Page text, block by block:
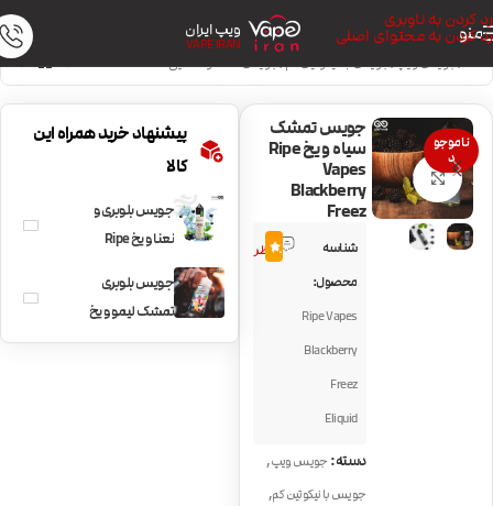
رد کردن به ناوبری
رد کردن به محتوای اصلی
منو ویپ ایران
VAPE IRAN
خانه/جویس ویپ/جویس با نیکوتین کم/جویس خنک و نعنایی
ناموجو
د
بزرگنمایی تصویر
جویس تمشک
سیاه و یخ Ripe
Vapes
Blackberry
Freez
شناسه
محصول:
Ripe Vapes
Blackberry
Freez
Eliquid
6
نظر4.8
دسته: جویس ویپ,
جویس با نیکوتین کم,
پیشنهاد خرید همراه این
کالا
جویس بلوبری و
نعنا و یخ Ripe
Vapes Blueberry
Mint
جویس بلوبری
تمشک لیمو و یخ
Frozen Fruit